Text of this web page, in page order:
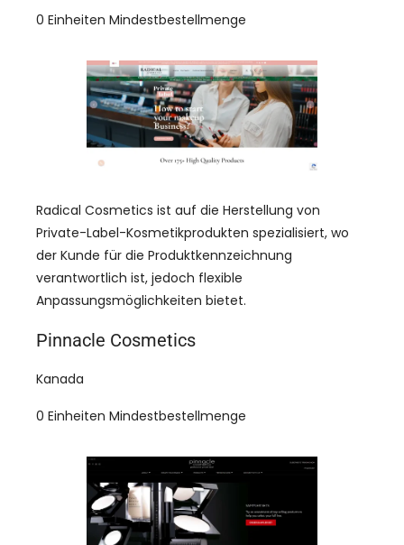
0 Einheiten Mindestbestellmenge
Radical Cosmetics ist auf die Herstellung von
Private-Label-Kosmetikprodukten spezialisiert, wo
der Kunde für die Produktkennzeichnung
verantwortlich ist, jedoch flexible
Anpassungsmöglichkeiten bietet.
Pinnacle Cosmetics
Kanada
0 Einheiten Mindestbestellmenge